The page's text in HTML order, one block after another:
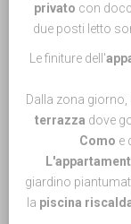
privato con
due posti letto
Le finiture dell'
Dalla zona giorno,
terrazza dove
Como e
giardino
la piscina